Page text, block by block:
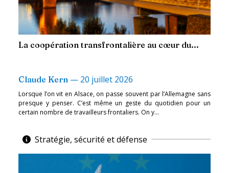
La coopération transfrontalière au cœur du...
Claude Kern — 20 juillet 2026
Lorsque l’on vit en Alsace, on passe souvent par l’Allemagne sans
presque y penser. C’est même un geste du quotidien pour un
certain nombre de travailleurs frontaliers. On y...
Stratégie, sécurité et défense